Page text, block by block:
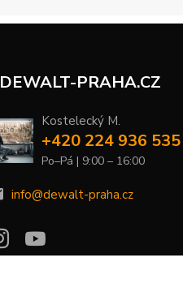
DEWALT-PRAHA.CZ
Kostelecký M.
+420 224 936 535
Po–Pá | 9:00 – 16:00
info@dewalt-praha.cz